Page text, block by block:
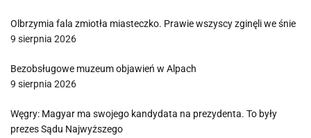
Olbrzymia fala zmiotła miasteczko. Prawie wszyscy zginęli we śnie
9 sierpnia 2026
Bezobsługowe muzeum objawień w Alpach
9 sierpnia 2026
Węgry: Magyar ma swojego kandydata na prezydenta. To były
prezes Sądu Najwyższego